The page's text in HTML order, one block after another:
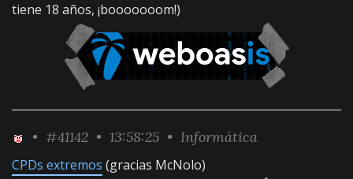
tiene 18 años, ¡booooooom!)
• #41142 • 13:58:25 • Informática
CPDs extremos (gracias McNolo)